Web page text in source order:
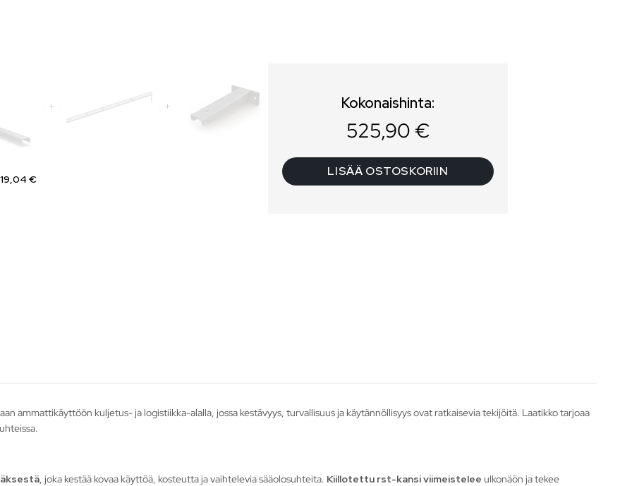
€
Kokonaishinta:
525,90 €
LISÄÄ OSTOSKORIIN
ammattikäyttöön kuljetus- ja logistiikka-alalla, jossa kestävyys, turvallisuus ja käytännöllisyys ovat ratkaisevia tekijöitä. Laatikko tarjoaa
, joka kestää kovaa käyttöä, kosteutta ja vaihtelevia sääolosuhteita. Kiillotettu rst-kansi viimeistelee ulkonäön ja tekee